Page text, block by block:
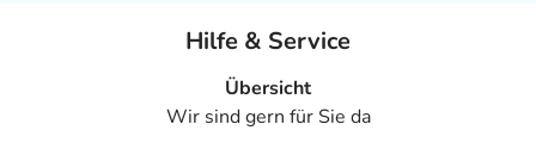
Hilfe & Service
Übersicht
Wir sind gern für Sie da